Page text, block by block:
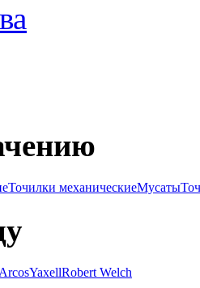
Точилки механическиеМусаты
YaxellRobert Welch